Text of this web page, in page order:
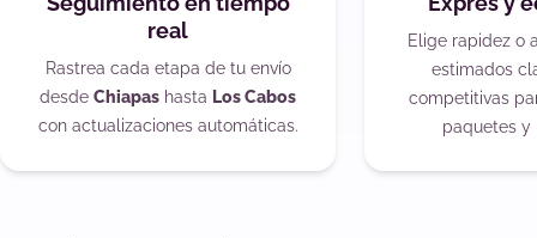
real
Rastrea cada etapa de tu envío
desde Chiapas hasta Los Cabos
con actualizaciones automáticas.
Elige rapidez o
estimados
competitivas
paquetes y